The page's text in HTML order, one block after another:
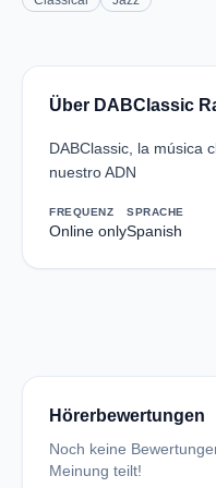
Über DABClassic
DABClassic, la música
nuestro ADN
FREQUENZ
Online only
SPRACHE
Spanish
Hörerbewertungen
Noch keine
Meinung teilt!